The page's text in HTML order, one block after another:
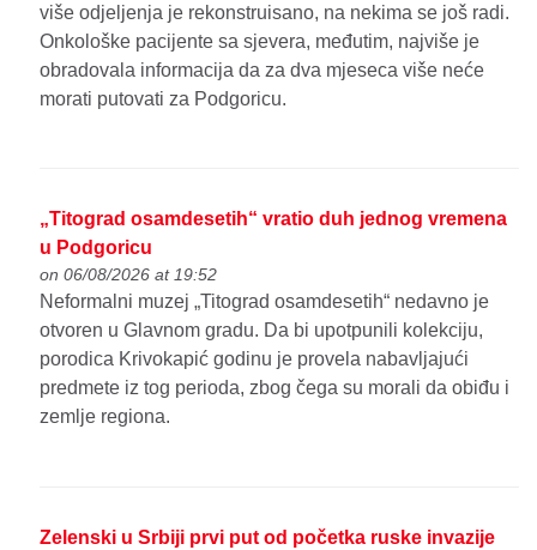
više odjeljenja je rekonstruisano, na nekima se još radi.
Onkološke pacijente sa sjevera, međutim, najviše je
obradovala informacija da za dva mjeseca više neće
morati putovati za Podgoricu.
„Titograd osamdesetih“ vratio duh jednog vremena
u Podgoricu
on 06/08/2026 at 19:52
Neformalni muzej „Titograd osamdesetih“ nedavno je
otvoren u Glavnom gradu. Da bi upotpunili kolekciju,
porodica Krivokapić godinu je provela nabavljajući
predmete iz tog perioda, zbog čega su morali da obiđu i
zemlje regiona.
Zelenski u Srbiji prvi put od početka ruske invazije